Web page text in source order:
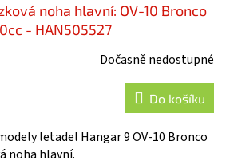
noha hlavní: OV-10 Bronco
- HAN505527
Dočasně nedostupné
Do košíku
letadel Hangar 9 OV-10 Bronco
noha hlavní.